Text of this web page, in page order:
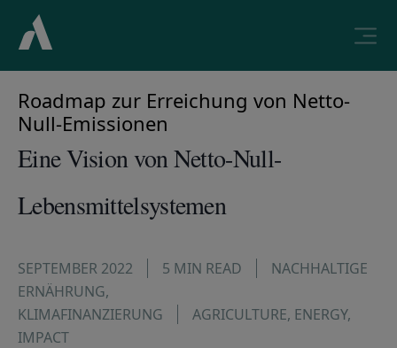
Roadmap zur Erreichung von Netto-
Null-Emissionen
Eine Vision von Netto-Null-
Lebensmittelsystemen
SEPTEMBER 2022 5 MIN READ
NACHHALTIGE
ERNÄHRUNG,
KLIMAFINANZIERUNG
AGRICULTURE, ENERGY,
IMPACT